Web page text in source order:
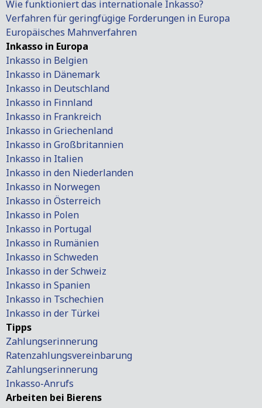
Wie funktioniert das internationale Inkasso?
Verfahren für geringfügige Forderungen in Europa
Europäisches Mahnverfahren
Inkasso in Europa
Inkasso in Belgien
Inkasso in Dänemark
Inkasso in Deutschland
Inkasso in Finnland
Inkasso in Frankreich
Inkasso in Griechenland
Inkasso in Großbritannien
Inkasso in Italien
Inkasso in den Niederlanden
Inkasso in Norwegen
Inkasso in Österreich
Inkasso in Polen
Inkasso in Portugal
Inkasso in Rumänien
Inkasso in Schweden
Inkasso in der Schweiz
Inkasso in Spanien
Inkasso in Tschechien
Inkasso in der Türkei
Tipps
Zahlungserinnerung
Ratenzahlungsvereinbarung
Zahlungserinnerung
Inkasso-Anrufs
Arbeiten bei Bierens